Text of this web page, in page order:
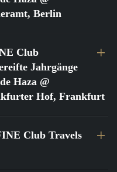
Berlin
Club
Jahrgänge
Haza @
Hof, Frankfurt
Club Travels